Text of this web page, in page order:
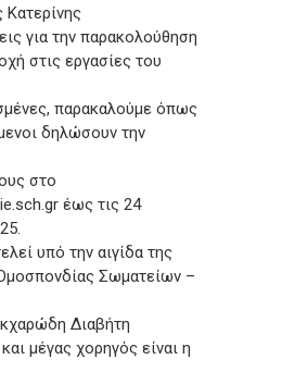
Κατερίνης
για την παρακολούθηση
στις εργασίες του
παρακαλούμε όπως
δηλώσουν την
στο
έως τις 24
υπό την αιγίδα της
Σωματείων –
Διαβήτη
μέγας χορηγός είναι η